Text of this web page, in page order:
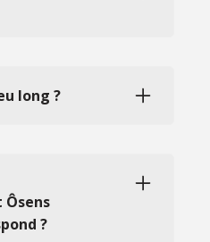
avec plus de
long ?
éprouvée sur des
qui ont concrètement
et motivation.
Ôsens
?